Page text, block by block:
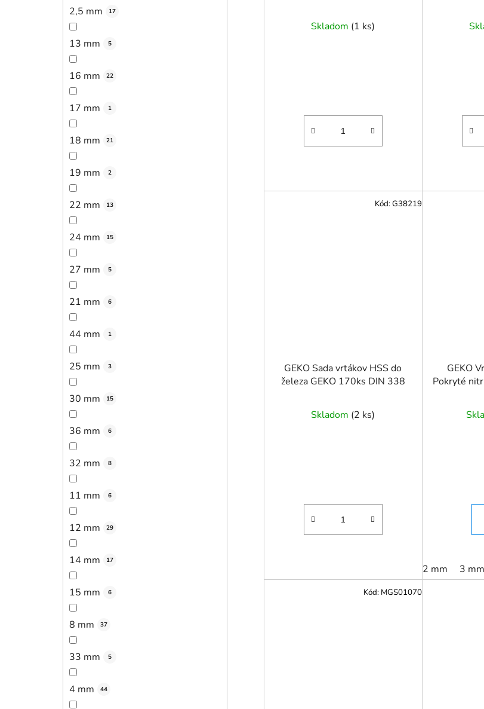
2,5 mm 17
13 mm 5
16 mm 22
17 mm 1
18 mm 21
19 mm 2
22 mm 13
24 mm 15
27 mm 5
21 mm 6
44 mm 1
25 mm 3
30 mm 15
36 mm 6
32 mm 8
11 mm 6
12 mm 29
14 mm 17
15 mm 6
8 mm 37
33 mm 5
4 mm 44
Skladom (1 ks)
GEKO Sada vrtákov HSS do
železa GEKO 170ks DIN 338
Skladom (2 ks)
Kód:G38219
GEKO
Pokryté
2 mm 3 mm
Kód: MGS01070